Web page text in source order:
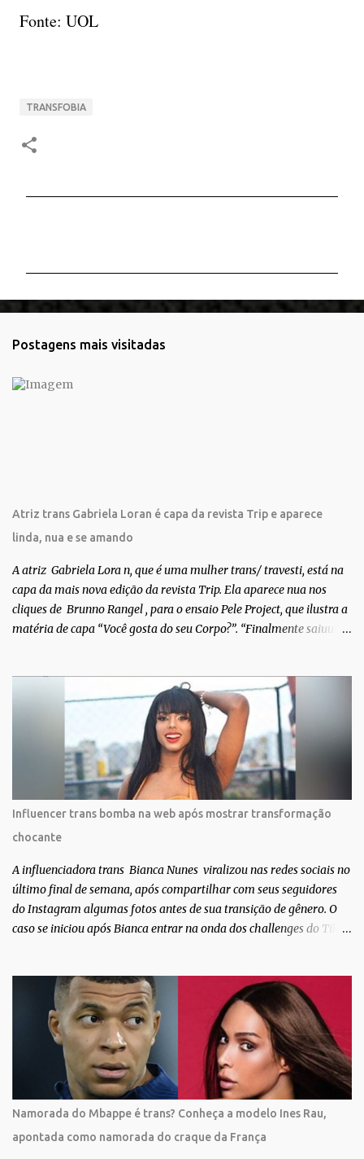
Fonte: UOL
TRANSFOBIA
n
r
Postagens mais visitadas
Atriz trans Gabriela Loran é capa da revista Trip e aparece
linda, nua e se amando
A atriz Gabriela Lora n, que é uma mulher trans/ travesti, está na
capa da mais nova edição da revista Trip. Ela aparece nua nos
cliques de Brunno Rangel , para o ensaio Pele Project, que ilustra a
matéria de capa “Você gosta do seu Corpo?”. “Finalmente saiuuu!!!
convidarem para esse projeto incrível, que fala acima de tudo
sobre amor. Todo carinho do mundo para a Dri da Trip que foi a
ponte disso tudo”, escreveu Gabriela. Gabriela classificou a capa
como linda e a matéria que envolvem 180 histórias (e corpos nus)
de gente que se apaixonou pela própria pele – como
extraordinária. O Pele Projetc tem como objetivo fotografar e
expor uma diversidade de corpos nus, ressaltando a beleza das
especificidades físicas. A atriz se tornou nacionalmente conhecida
após fazer uma participação especial na novela teen Malhação, da
TV Globo. Na trama, ela inte...
Influencer trans bomba na web após mostrar transformação
chocante
A influenciadora trans Bianca Nunes viralizou nas redes sociais no
último final de semana, após compartilhar com seus seguidores
do Instagram algumas fotos antes de sua transição de gênero. O
caso se iniciou após Bianca entrar na onda dos challenges do Tik
Bianca aparece ainda muito jovem e usando roupas masculinas,
após algumas fotos diferentes, ela finalmente aparece usando um
biquíni fio dental, com cabelo longo e seios. Através do Instagram,
a morena desabafou como foi passar um período da sua vida no
exército brasileiro. Segundo Bianca, ela apenas se alistou como
uma forma de provar que sua identidade de gênero não seria algo
passageiro. “Me alistei no exército porque eu sempre ouvia muito;
‘bota no exército para ver se vira homem’, ‘ah, esse aí não vai
entrar no exército’… Essas coisas me fizeram entrar no exército. Eu
Namorada do Mbappe é trans? Conheça a modelo Ines Rau,
apontada como namorada do craque da França